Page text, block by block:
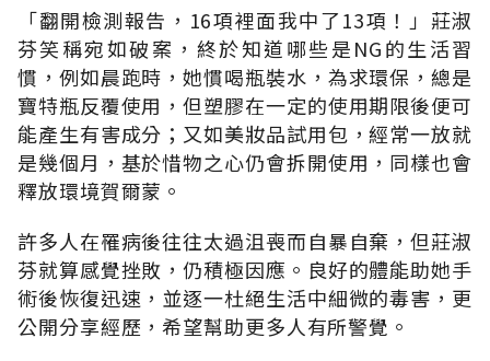
「翻開檢測報告，16項裡面我中了13項！」莊淑
芬笑稱宛如破案，終於知道哪些是NG的生活習
慣，例如晨跑時，她慣喝瓶裝水，為求環保，總是
寶特瓶反覆使用，但塑膠在一定的使用期限後便可
能產生有害成分；又如美妝品試用包，經常一放就
是幾個月，基於惜物之心仍會拆開使用，同樣也會
釋放環境賀爾蒙。
許多人在罹病後往往太過沮喪而自暴自棄，但莊淑
芬就算感覺挫敗，仍積極因應。良好的體能助她手
術後恢復迅速，並逐一杜絕生活中細微的毒害，更
公開分享經歷，希望幫助更多人有所警覺。